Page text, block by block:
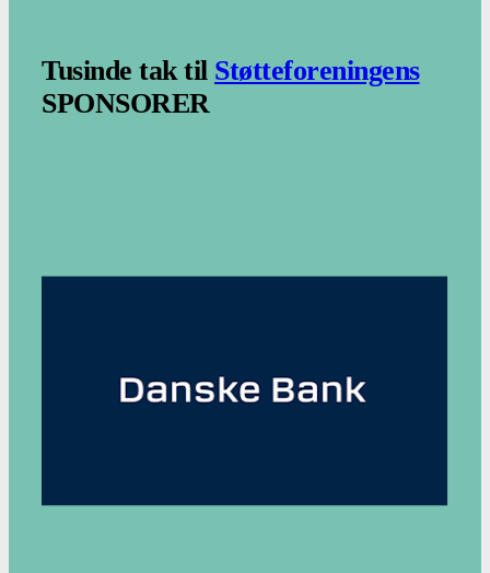
Tusinde tak til Støtteforeningens
SPONSORER